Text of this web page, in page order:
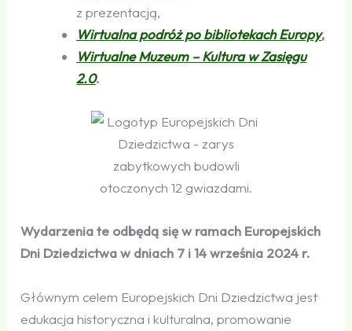
z prezentacją,
Wirtualna podróż po bibliotekach Europy,
Wirtualne Muzeum – Kultura w Zasięgu
2.0.
Wydarzenia te odbędą się w ramach Europejskich
Dni Dziedzictwa w dniach 7 i 14 września 2024 r.
Głównym celem Europejskich Dni Dziedzictwa jest
edukacja historyczna i kulturalna, promowanie